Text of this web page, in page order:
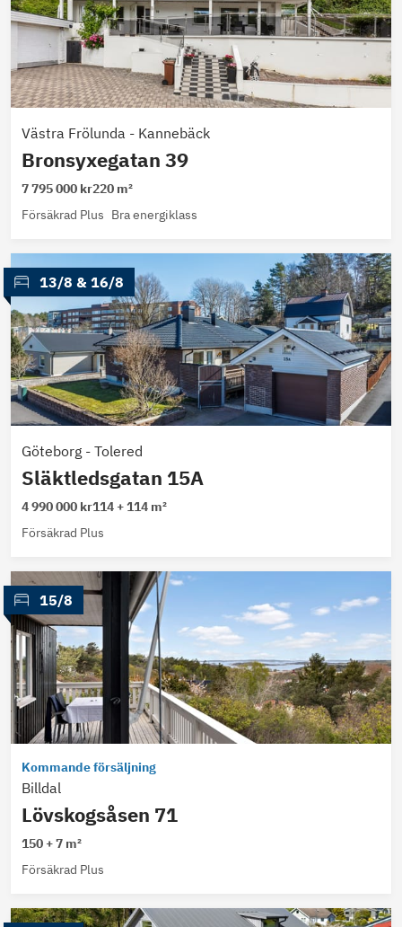
Västra Frölunda - Kannebäck
Bronsyxegatan 39
7 795 000 kr220 m²
Försäkrad Plus Bra energiklass
13/8 & 16/8
Göteborg - Tolered
Släktledsgatan 15A
4 990 000 kr114 + 114 m²
Försäkrad Plus
15/8
Kommande försäljning
Billdal
Lövskogsåsen 71
150 + 7 m²
Försäkrad Plus